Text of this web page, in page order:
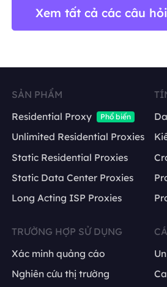
Xem tất cả các câu
SẢN PHẨM
Residential Proxy
Phổ biến
Unlimited Residential Proxies
Static Residential Proxies
Static Data Center Proxies
Long Acting ISP Proxies
TRƯỜNG HỢP SỬ DỤNG
Xác minh quảng cáo
Nghiên cứu thị trường